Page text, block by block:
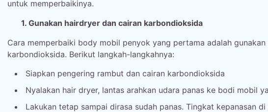
untuk memperbaikinya.
1. Gunakan hairdryer dan cairan karbondioksida
Cara memperbaiki body mobil penyok yang pertama adalah
karbondioksida. Berikut langkah-langkahnya:
Siapkan pengering rambut dan cairan karbondioksida
Nyalakan hair dryer, lantas arahkan udara panas ke bodi mobil
Lakukan tetap sampai dirasa sudah panas. Tingkat kepanasan